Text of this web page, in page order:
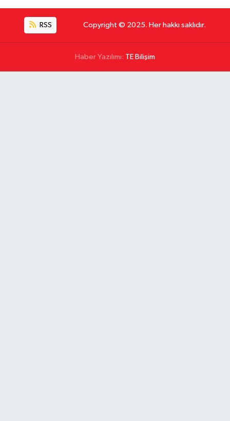
RSS Copyright © 2025. Her hakkı saklıdır.
Haber Yazılımı: TE Bilişim